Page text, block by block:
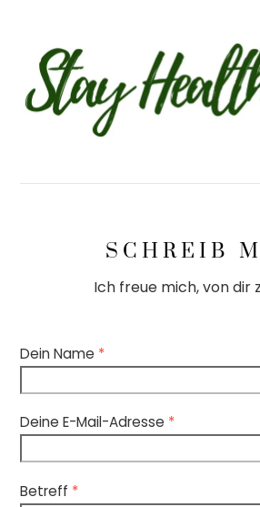
content
SCHREIB
Ich freue mich, von dir
Dein Name *
Deine E-Mail-Adresse *
Betreff *